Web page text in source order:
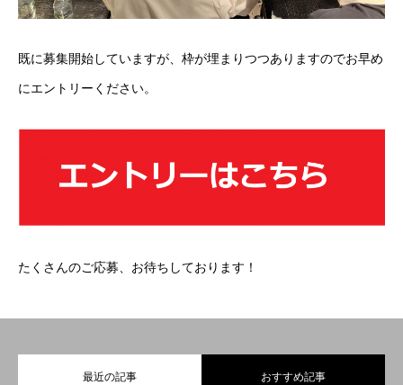
既に募集開始していますが、枠が埋まりつつありますのでお早め
にエントリーください。
たくさんのご応募、お待ちしております！
最近の記事 おすすめ記事